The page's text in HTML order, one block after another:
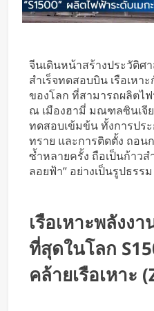
สะอาด! นัก
“ไฮโดรเจ
ช่วยให้ผู้พิก
ใช้มือ
จีนเดินหน้าสร้างประวัติศ
สำเร็จทดสอบบิน เรือเหา
ของโลก ที่สามารถผลิตไฟ
ณ เมืองฮามี่ มณฑลซินเจี
ทดสอบเข้มข้น ทั้งการปร
ทราย และการติดตั้ง ถอน
ซ้ำหลายครั้ง ถือเป็นก้าว
ลอยฟ้า” อย่างเป็นรูปธรรม
เรือเหาะพลังง
ที่สุดในโลก
คล้ายเรือเหาะ